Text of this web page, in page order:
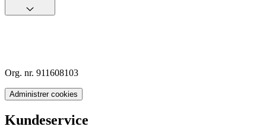
Org. nr. 911608103
Administrer cookies
Kundeservice